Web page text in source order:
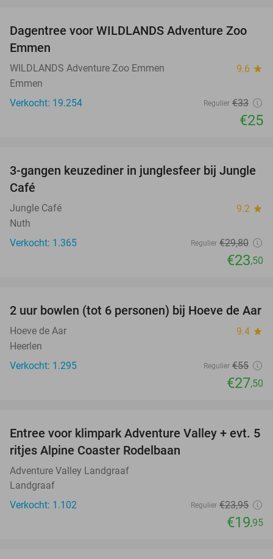
24%
Dagentree voor WILDLANDS Adventure Zoo
Emmen
WILDLANDS Adventure Zoo Emmen 9.6 star
Emmen
Verkocht: 19.254
Regulier €33
€25
21%
3-gangen keuzediner in junglesfeer bij Jungle
Café
Jungle Café 9.2 star
Nuth
Verkocht: 1.365
Regulier €29,80
€23,50
50%
2 uur bowlen (tot 6 personen) bij Hoeve de Aar
Hoeve de Aar 9.4 star
Heerlen
Verkocht: 1.295
Regulier €55
€27,50
17%
Entree voor klimpark Adventure Valley + evt. 5
ritjes Alpine Coaster Rodelbaan
Adventure Valley Landgraaf
Landgraaf
Verkocht: 1.102
Regulier €23,95
€19,95